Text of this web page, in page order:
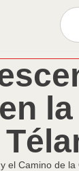
Camino de